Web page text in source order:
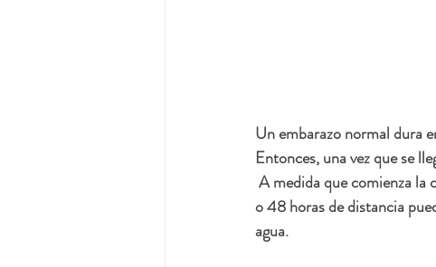
Un embarazo normal dura
Entonces, una vez que se
A medida que comienza la
o 48 horas de distancia
agua.